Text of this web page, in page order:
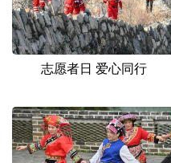
志愿者日 爱心同行